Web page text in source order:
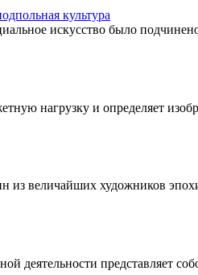
искусство было
нагрузку и определяет
из величайших художников
деятельности представляет